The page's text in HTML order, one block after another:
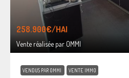
258.900€/HAI
Vente réalisée par OMMI
VENDUS PAR OMMI VENTE IMMO